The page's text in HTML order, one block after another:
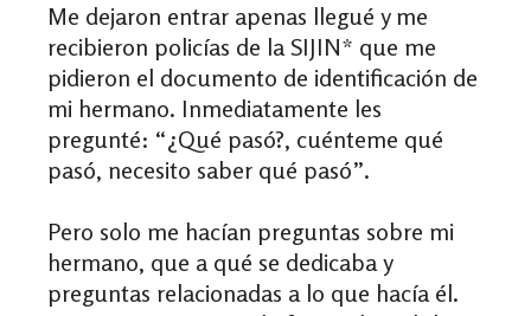
Me dejaron entrar apenas llegué y me
recibieron policías de la SIJIN* que me
pidieron el documento de identificación de
mi hermano. Inmediatamente les
pregunté: “¿Qué pasó?, cuénteme qué
pasó, necesito saber qué pasó”.
Pero solo me hacían preguntas sobre mi
hermano, que a qué se dedicaba y
preguntas relacionadas a lo que hacía él.